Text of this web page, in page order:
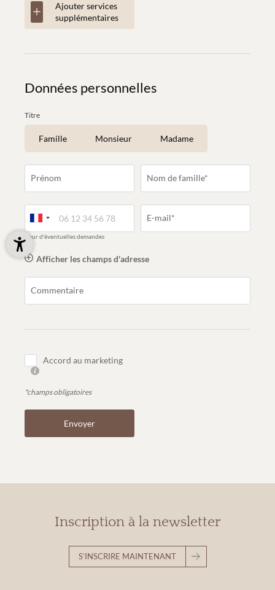
Ajouter services
supplémentaires
Données personnelles
Titre
Famille Monsieur Madame
Prénom Nom de famille*
pour d'éventuelles demandes
E-mail*
Afficher les champs d'adresse
Commentaire
Accord au marketing
*champs obligatoires
Envoyer
Inscription à la newsletter
S’INSCRIRE MAINTENANT